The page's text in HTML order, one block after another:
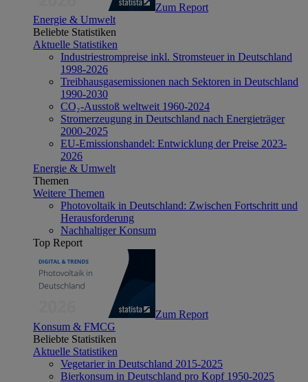
Zum Report
Energie & Umwelt
Beliebte Statistiken
Aktuelle Statistiken
Industriestrompreise inkl. Stromsteuer in Deutschland
1998-2026
Treibhausgasemissionen nach Sektoren in Deutschland
1990-2030
CO₂-Ausstoß weltweit 1960-2024
Stromerzeugung in Deutschland nach Energieträger
2000-2025
EU-Emissionshandel: Entwicklung der Preise 2023-
2026
Energie & Umwelt
Themen
Weitere Themen
Photovoltaik in Deutschland: Zwischen Fortschritt und
Herausforderung
Nachhaltiger Konsum
Top Report
Zum Report
Konsum & FMCG
Beliebte Statistiken
Aktuelle Statistiken
Vegetarier in Deutschland 2015-2025
Bierkonsum in Deutschland pro Kopf 1950-2025